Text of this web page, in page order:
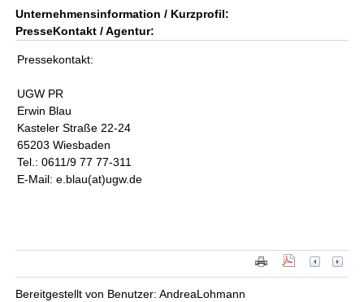
Unternehmensinformation / Kurzprofil:
PresseKontakt / Agentur:
Pressekontakt:
UGW PR
Erwin Blau
Kasteler Straße 22-24
65203 Wiesbaden
Tel.: 0611/9 77 77-311
E-Mail: e.blau(at)ugw.de
Bereitgestellt von Benutzer: AndreaLohmann